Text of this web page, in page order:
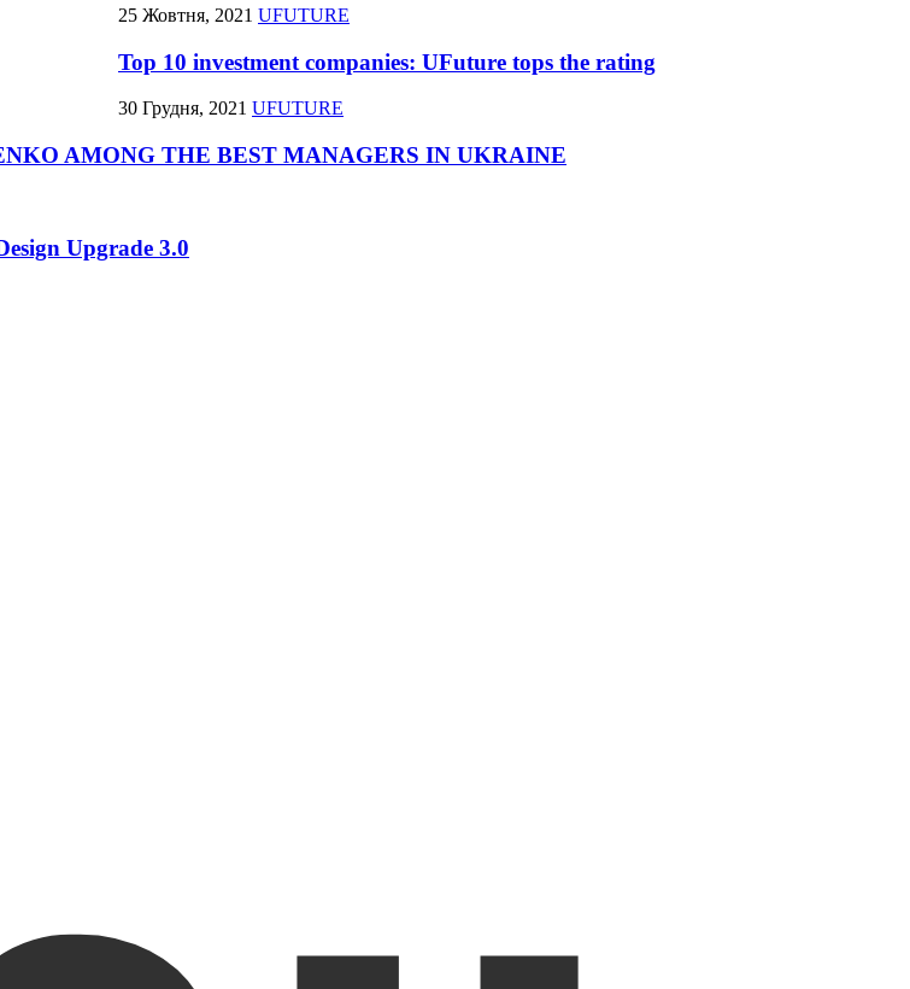
25 Жовтня, 2021 UFUTURE
Top 10 investment companies: UFuture tops the rating
30 Грудня, 2021 UFUTURE
AMONG THE BEST MANAGERS IN UKRAINE
Upgrade 3.0